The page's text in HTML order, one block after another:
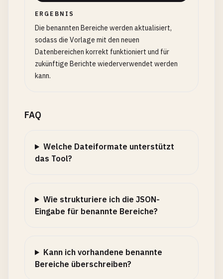
ERGEBNIS
Die benannten Bereiche werden aktualisiert,
sodass die Vorlage mit den neuen
Datenbereichen korrekt funktioniert und für
zukünftige Berichte wiederverwendet werden
kann.
FAQ
Welche Dateiformate unterstützt
das Tool?
Wie strukturiere ich die JSON-
Eingabe für benannte Bereiche?
Kann ich vorhandene benannte
Bereiche überschreiben?